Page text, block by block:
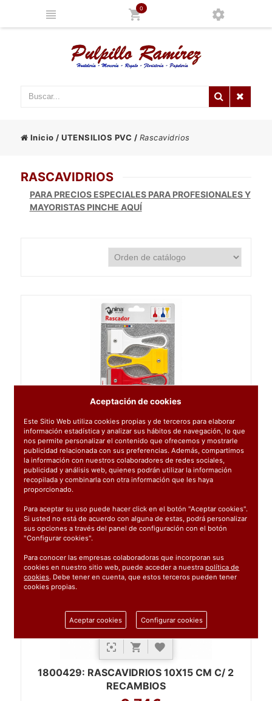
0
Inicio /UTENSILIOS PVC / Rascavidrios
RASCAVIDRIOS
PARA PRECIOS ESPECIALES PARA PROFESIONALES Y
MAYORISTAS PINCHE AQUÍ
1800422: RASCAVIDRIOS 11 CM 4 UND
0.70€
C/IVA: 0.85€
1800429: RASCAVIDRIOS 10X15 CM C/ 2
RECAMBIOS
Aceptación de cookies
Este Sitio Web utiliza cookies propias y de terceros para elaborar
información estadística y analizar sus hábitos de navegación, lo que
nos permite personalizar el contenido que ofrecemos y mostrarle
publicidad relacionada con sus preferencias. Además, compartimos
la información con nuestros colaboradores de redes sociales,
publicidad y análisis web, quienes podrán utilizar la información
recopilada y combinarla con otra información que les haya
proporcionado.
Para aceptar su uso puede hacer click en el botón "Aceptar cookies".
Si usted no está de acuerdo con alguna de estas, podrá personalizar
sus opciones a través del panel de configuración con el botón
"Configurar cookies".
Para conocer las empresas colaboradoras que incorporan sus
cookies en nuestro sitio web, puede acceder a nuestrapolítica de
cookies. Debe tener en cuenta, que estos terceros pueden tener
cookies propias.
Aceptar cookies Configurar cookies